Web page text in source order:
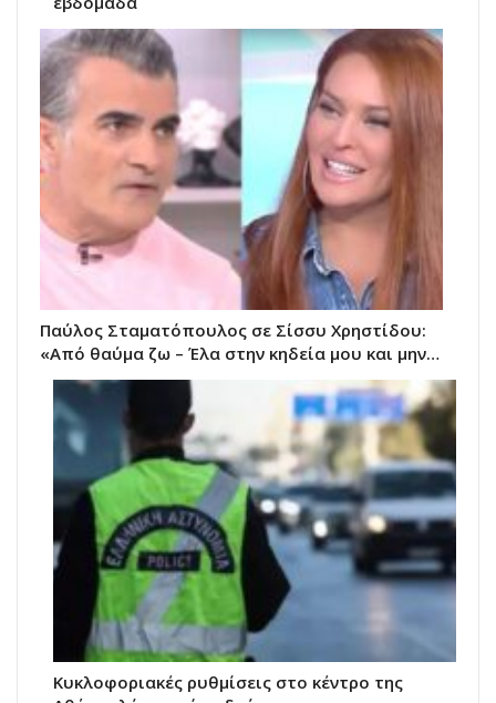
Παύλος Σταματόπουλος σε Σίσσυ Χρηστίδου:
«Από θαύμα ζω – Έλα στην κηδεία μου και μην…
Κυκλοφοριακές ρυθμίσεις στο κέντρο της